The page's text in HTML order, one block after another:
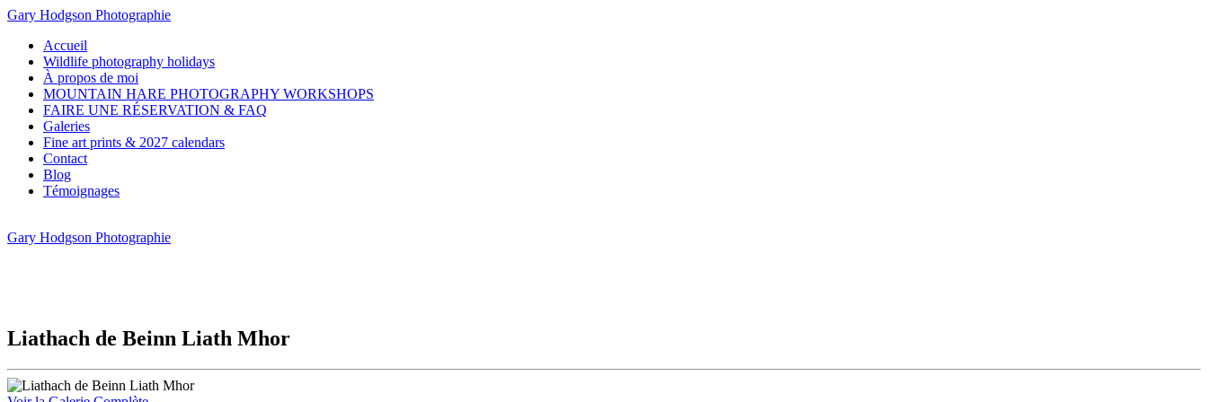
Gary Hodgson Photographie
Accueil
Wildlife photography holidays
À propos de moi
MOUNTAIN HARE PHOTOGRAPHY WORKSHOPS
FAIRE UNE RÉSERVATION & FAQ
Galeries
Fine art prints & 2027 calendars
Contact
Blog
Témoignages
Gary Hodgson Photographie
Liathach de Beinn Liath Mhor